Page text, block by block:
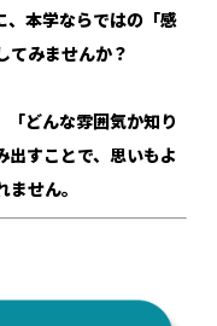
、本学ならではの「感
てみませんか？
「どんな雰囲気か知り
出すことで、思いもよ
せん。